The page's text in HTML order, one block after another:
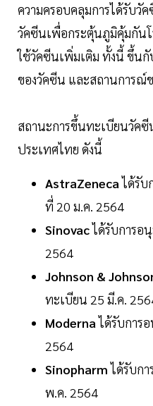
ความครอบคลุมการได้รับวั
วัคซีนเพื่อกระตุ้นภูมิคุ้มกัน
ใช้วัคซีนเพิ่มเติม ทั้งนี้ ขึ้น
ของวัคซีน และสถานการณ์
สถานะการขึ้นทะเบียนวัคซี
ประเทศไทย ดังนี้
AstraZenecaได้รับ
ที่ 20 ม.ค. 2564
Sinovacได้รับการอ
2564
Johnson &
ทะเบียน 25 มี.ค.
Modernaได้รับการ
2564
Sinopharmได้รับก
พ.ค. 2564